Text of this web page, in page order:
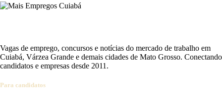
Vagas de emprego, concursos e notícias do mercado de trabalho em
Cuiabá, Várzea Grande e demais cidades de Mato Grosso. Conectando
candidatos e empresas desde 2011.
Para candidatos